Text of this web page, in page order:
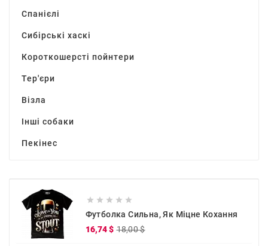
Спанієлі
Сибірські хаскі
Короткошерсті пойнтери
Тер'єри
Візла
Інші собаки
Пекінес
    
Футболка Сильна, Як Міцне Кохання
16,74 $ 18,00 $